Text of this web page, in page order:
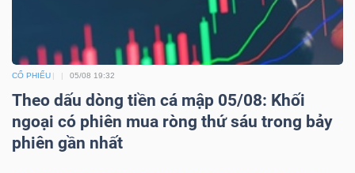
CỔ PHIẾU 05/08 19:32
Theo dấu dòng tiền cá mập 05/08: Khối
ngoại có phiên mua ròng thứ sáu trong bảy
phiên gần nhất
Sách
tài